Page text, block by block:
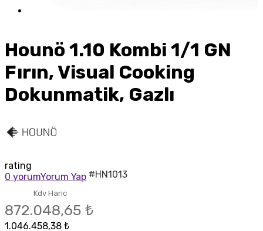
Hounö 1.10 Kombi 1/1 GN
Fırın, Visual Cooking
Dokunmatik, Gazlı
rating
0 yorumYorum Yap #HN1013
Kdv Haric
872.048,65 ₺
1.046.458,38 ₺